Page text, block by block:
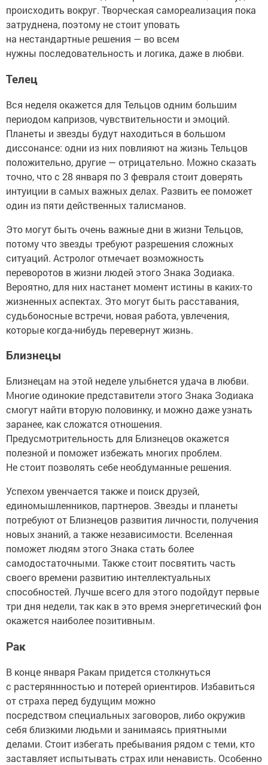
происходить вокруг. Творческая самореализация пока
затруднена, поэтому не стоит уповать
на нестандартные решения — во всем
нужны последовательность и логика, даже в любви.
Телец
Вся неделя окажется для Тельцов одним большим
периодом капризов, чувствительности и эмоций.
Планеты и звезды будут находиться в большом
диссонансе: одни из них повлияют на жизнь Тельцов
положительно, другие — отрицательно. Можно сказать
точно, что с 28 января по 3 февраля стоит доверять
интуиции в самых важных делах. Развить ее поможет
один из пяти действенных талисманов.
Это могут быть очень важные дни в жизни Тельцов,
потому что звезды требуют разрешения сложных
ситуаций. Астролог отмечает возможность
переворотов в жизни людей этого Знака Зодиака.
Вероятно, для них настанет момент истины в каких-то
жизненных аспектах. Это могут быть расставания,
судьбоносные встречи, новая работа, увлечения,
которые когда-нибудь перевернут жизнь.
Близнецы
Близнецам на этой неделе улыбнется удача в любви.
Многие одинокие представители этого Знака Зодиака
смогут найти вторую половинку, и можно даже узнать
заранее, как сложатся отношения.
Предусмотрительность для Близнецов окажется
полезной и поможет избежать многих проблем.
Не стоит позволять себе необдуманные решения.
Успехом увенчается также и поиск друзей,
единомышленников, партнеров. Звезды и планеты
потребуют от Близнецов развития личности, получения
новых знаний, а также независимости. Вселенная
поможет людям этого Знака стать более
самодостаточными. Также стоит посвятить часть
своего времени развитию интеллектуальных
способностей. Лучше всего для этого подойдут первые
три дня недели, так как в это время энергетический фон
окажется наиболее позитивным.
Рак
В конце января Ракам придется столкнуться
с растеряннностью и потерей ориентиров. Избавиться
от страха перед будущим можно
посредством специальных заговоров, либо окружив
себя близкими людьми и занимаясь приятными
делами. Стоит избегать пребывания рядом с теми, кто
заставляет испытывать страх или ненависть. Особенно